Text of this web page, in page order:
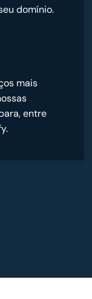
domínio.
mais
entre